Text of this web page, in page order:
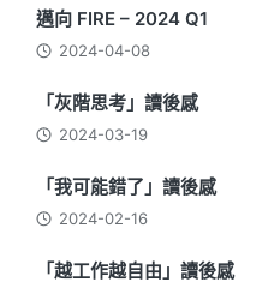
邁向 FIRE – 2024 Q1
2024-04-08
「灰階思考」讀後感
2024-03-19
「我可能錯了」讀後感
2024-02-16
「越工作越自由」讀後感